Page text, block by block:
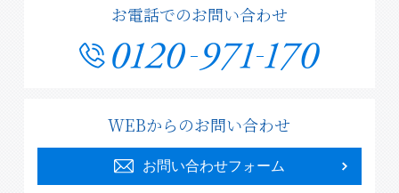
お電話でのお問い合わせ
WEBからのお問い合わせ
お問い合わせフォーム